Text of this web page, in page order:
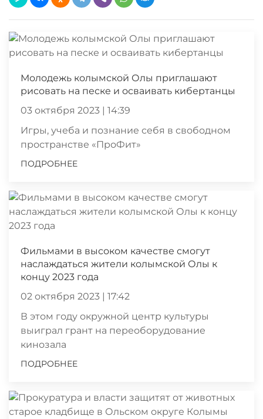
Молодежь колымской Олы приглашают
рисовать на песке и осваивать кибертанцы
03 октября 2023 | 14:39
Игры, учеба и познание себя в свободном
пространстве «ПроФит»
ПОДРОБНЕЕ
Фильмами в высоком качестве смогут
наслаждаться жители колымской Олы к
концу 2023 года
02 октября 2023 | 17:42
В этом году окружной центр культуры
выиграл грант на переоборудование
кинозала
ПОДРОБНЕЕ